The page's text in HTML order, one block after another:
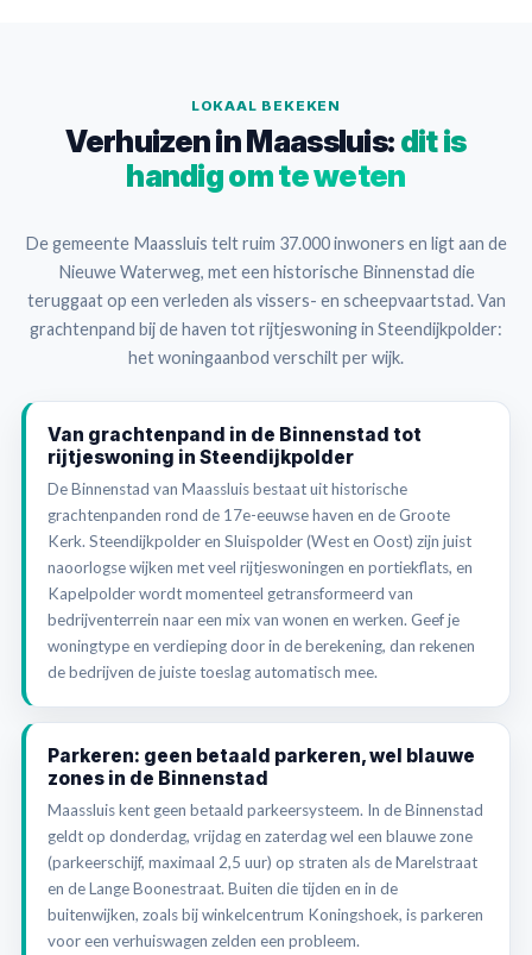
LOKAAL BEKEKEN
Verhuizen in Maassluis: dit is
handig om te weten
De gemeente Maassluis telt ruim 37.000 inwoners en ligt aan de
Nieuwe Waterweg, met een historische Binnenstad die
teruggaat op een verleden als vissers- en scheepvaartstad. Van
grachtenpand bij de haven tot rijtjeswoning in Steendijkpolder:
het woningaanbod verschilt per wijk.
Van grachtenpand in de Binnenstad tot
rijtjeswoning in Steendijkpolder
De Binnenstad van Maassluis bestaat uit historische
grachtenpanden rond de 17e-eeuwse haven en de Groote
Kerk. Steendijkpolder en Sluispolder (West en Oost) zijn juist
naoorlogse wijken met veel rijtjeswoningen en portiekflats, en
Kapelpolder wordt momenteel getransformeerd van
bedrijventerrein naar een mix van wonen en werken. Geef je
woningtype en verdieping door in de berekening, dan rekenen
de bedrijven de juiste toeslag automatisch mee.
Parkeren: geen betaald parkeren, wel blauwe
zones in de Binnenstad
Maassluis kent geen betaald parkeersysteem. In de Binnenstad
geldt op donderdag, vrijdag en zaterdag wel een blauwe zone
(parkeerschijf, maximaal 2,5 uur) op straten als de Marelstraat
en de Lange Boonestraat. Buiten die tijden en in de
buitenwijken, zoals bij winkelcentrum Koningshoek, is parkeren
voor een verhuiswagen zelden een probleem.